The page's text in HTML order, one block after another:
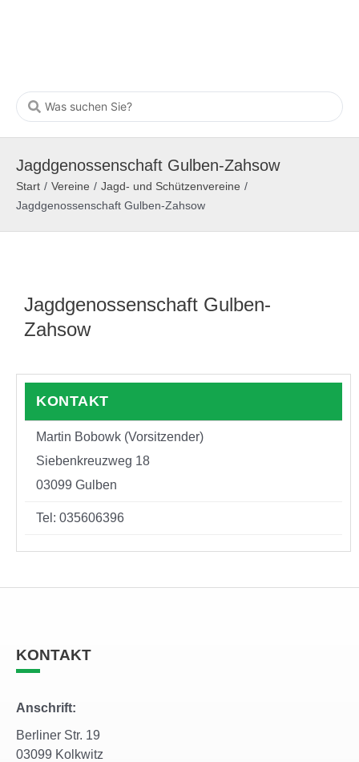
Jagdgenossenschaft Gulben-Zahsow
Start / Vereine / Jagd- und Schützenvereine /
Jagdgenossenschaft Gulben-Zahsow
Jagdgenossenschaft Gulben-
Zahsow
KONTAKT
Martin Bobowk (Vorsitzender)
Siebenkreuzweg 18
03099 Gulben
Tel: 035606396
KONTAKT
Anschrift:
Berliner Str. 19
03099 Kolkwitz